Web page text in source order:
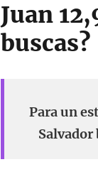
Juan
Para un